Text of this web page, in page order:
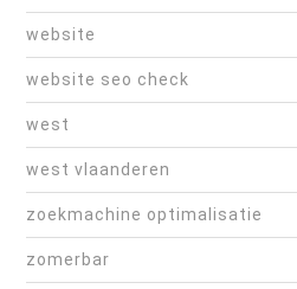
website
website seo check
west
west vlaanderen
zoekmachine optimalisatie
zomerbar